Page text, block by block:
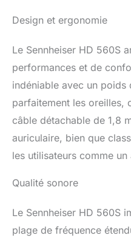
Design et ergonomie
Le Sennheiser HD 560S
performances et de
indéniable avec un poids
parfaitement les oreilles,
câble détachable de 1,8
auriculaire, bien que
les utilisateurs comme un
Qualité sonore
Le Sennheiser HD 560S
plage de fréquence